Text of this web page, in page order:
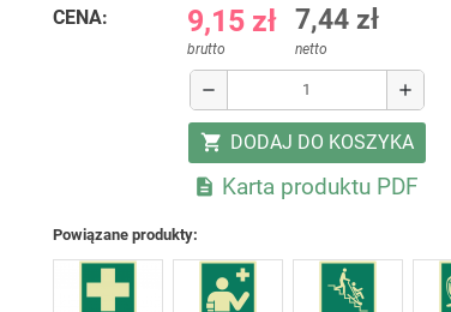
CENA: 9,15 zł
brutto
7,44 zł
netto
remove add
shopping_cart DODAJ DO KOSZYKA
 Karta produktu PDF
Powiązane produkty: